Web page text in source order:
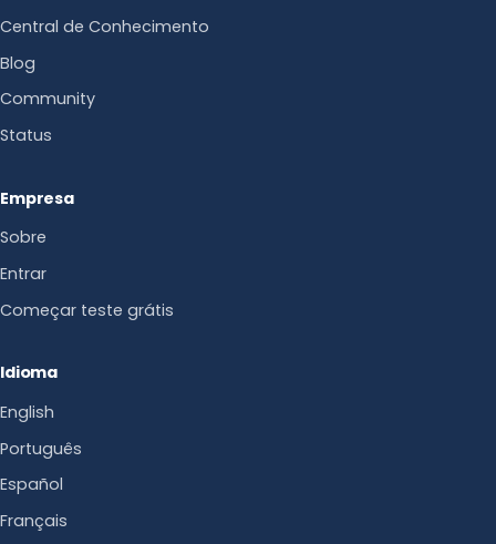
Central de Conhecimento
Blog
Community
Status
Empresa
Sobre
Entrar
Começar teste grátis
Idioma
English
Português
Español
Français